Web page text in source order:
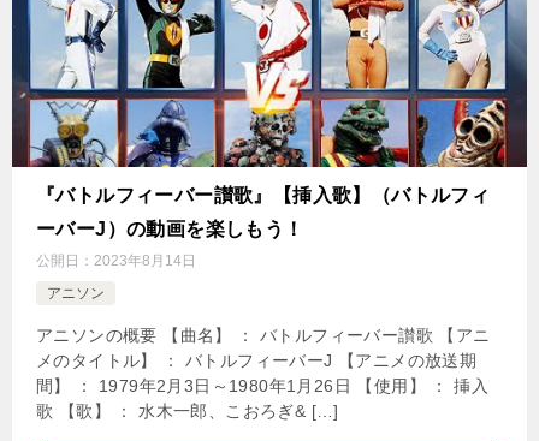
『バトルフィーバー讃歌』【挿入歌】（バトルフィ
ーバーJ）の動画を楽しもう！
公開日： 2023年8月14日
アニソン
アニソンの概要 【曲名】 ： バトルフィーバー讃歌 【アニ
メのタイトル】 ： バトルフィーバーJ 【アニメの放送期
間】 ： 1979年2月3日～1980年1月26日 【使用】 ： 挿入
歌 【歌】 ： 水木一郎、こおろぎ& […]